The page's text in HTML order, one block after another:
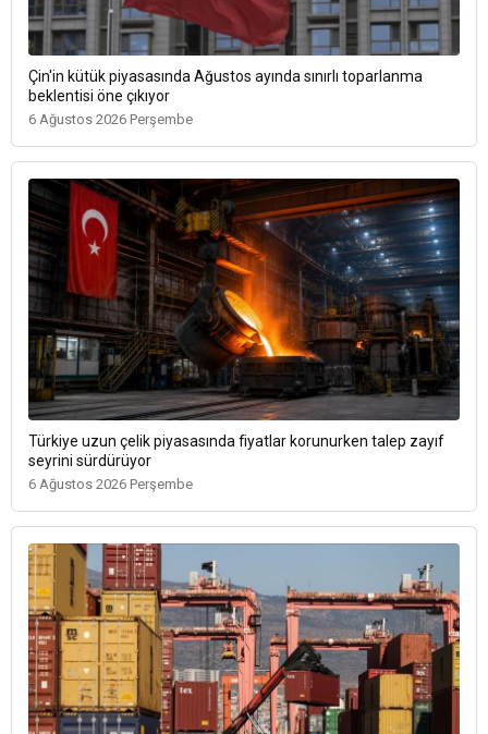
Çin'in kütük piyasasında Ağustos ayında sınırlı toparlanma
beklentisi öne çıkıyor
6 Ağustos 2026 Perşembe
Türkiye uzun çelik piyasasında fiyatlar korunurken talep zayıf
seyrini sürdürüyor
6 Ağustos 2026 Perşembe